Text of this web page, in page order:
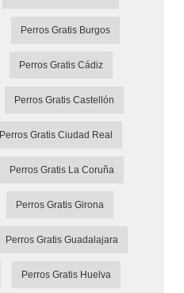
Perros Gratis Burgos
Perros Gratis Cádiz
Perros Gratis Castellón
Perros Gratis Ciudad Real
Perros Gratis La Coruña
Perros Gratis Girona
Perros Gratis Guadalajara
Perros Gratis Huelva